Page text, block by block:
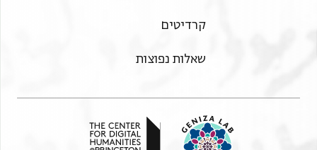
קרדיטים
שאלות נפוצות